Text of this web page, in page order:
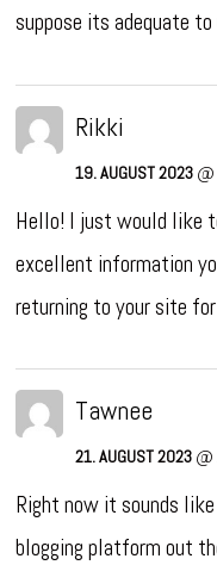
suppose its adequate
Rikki
19. AUGUST 2023 @
Hello! I just would like
excellent information
returning to your site
Tawnee
21. AUGUST 2023 @
Right now it sounds
blogging platform out